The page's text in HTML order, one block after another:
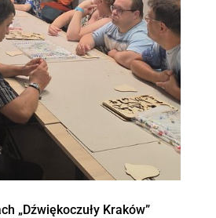
„Dźwiękoczuły Kraków”